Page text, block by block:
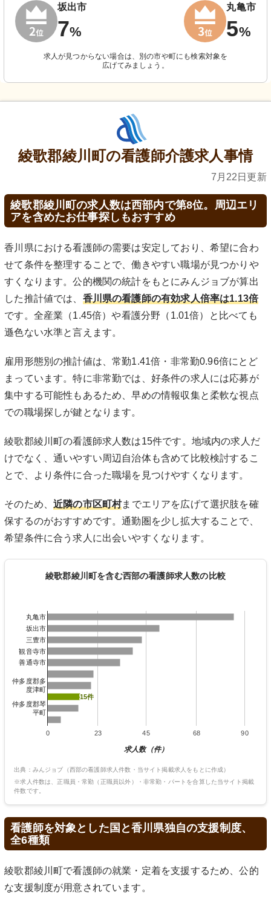
坂出市
7%
丸亀市
5%
求人が見つからない場合は、別の市や町にも検索対象を
広げてみましょう。
綾歌郡綾川町の看護師介護求人事情
7月22日更新
綾歌郡綾川町の求人数は西部内で第8位。周辺エリ
アを含めたお仕事探しもおすすめ
香川県における看護師の需要は安定しており、希望に合わ
せて条件を整理することで、働きやすい職場が見つかりや
すくなります。公的機関の統計をもとにみんジョブが算出
した推計値では、 香川県の看護師の有効求人倍率は1.13倍
です。全産業（1.45倍）や看護分野（1.01倍）と比べても
遜色ない水準と言えます。
雇用形態別の推計値は、常勤1.41倍・非常勤0.96倍にとど
まっています。特に非常勤では、好条件の求人には応募が
集中する可能性もあるため、早めの情報収集と柔軟な視点
での職場探しが鍵となります。
綾歌郡綾川町の看護師求人数は15件です。地域内の求人だ
けでなく、通いやすい周辺自治体も含めて比較検討するこ
とで、より条件に合った職場を見つけやすくなります。
そのため、近隣の市区町村までエリアを広げて選択肢を確
保するのがおすすめです。通勤圏を少し拡大することで、
希望条件に合う求人に出会いやすくなります。
綾歌郡綾川町を含む西部の看護師求人数の比較
0 23 45 68 90
丸亀市
坂出市
三豊市
観音寺市
善通寺市
仲多度郡多
度津町
仲多度郡琴
平町
15件
15件
求人数（件）
出典：みんジョブ（西部の看護師求人件数・当サイト掲載求人をもとに作成）
※求人件数は、正職員・常勤（正職員以外）・非常勤・パートを合算した当サイト掲載
件数です。
看護師を対象とした国と香川県独自の支援制度、
全6種類
綾歌郡綾川町で看護師の就業・定着を支援するため、公的
な支援制度が用意されています。